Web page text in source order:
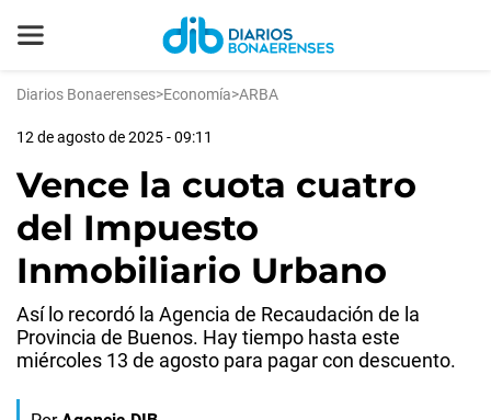
Diarios Bonaerenses>Economía>ARBA
12 de agosto de 2025 - 09:11
Vence la cuota cuatro
del Impuesto
Inmobiliario Urbano
Así lo recordó la Agencia de Recaudación de la
Provincia de Buenos. Hay tiempo hasta este
miércoles 13 de agosto para pagar con descuento.